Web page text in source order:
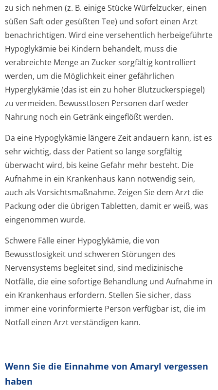
zu sich nehmen (z. B. einige Stücke Würfelzucker, einen
süßen Saft oder gesüßten Tee) und sofort einen Arzt
benachrichtigen. Wird eine versehentlich herbeigeführte
Hypoglykämie bei Kindern behandelt, muss die
verabreichte Menge an Zucker sorgfältig kontrolliert
werden, um die Möglichkeit einer gefährlichen
Hyperglykämie (das ist ein zu hoher Blutzuckerspiegel)
zu vermeiden. Bewusstlosen Personen darf weder
Nahrung noch ein Getränk eingeflößt werden.
Da eine Hypoglykämie längere Zeit andauern kann, ist es
sehr wichtig, dass der Patient so lange sorgfältig
überwacht wird, bis keine Gefahr mehr besteht. Die
Aufnahme in ein Krankenhaus kann notwendig sein,
auch als Vorsichtsmaßnahme. Zeigen Sie dem Arzt die
Packung oder die übrigen Tabletten, damit er weiß, was
eingenommen wurde.
Schwere Fälle einer Hypoglykämie, die von
Bewusstlosigkeit und schweren Störungen des
Nervensystems begleitet sind, sind medizinische
Notfälle, die eine sofortige Behandlung und Aufnahme in
ein Krankenhaus erfordern. Stellen Sie sicher, dass
immer eine vorinformierte Person verfügbar ist, die im
Notfall einen Arzt verständigen kann.
Wenn Sie die Einnahme von Amaryl vergessen
haben